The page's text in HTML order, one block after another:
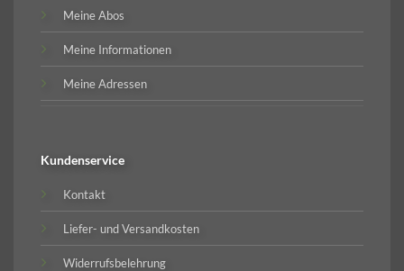
Meine Abos
Meine Informationen
Meine Adressen
Kundenservice
Kontakt
Liefer- und Versandkosten
Widerrufsbelehrung